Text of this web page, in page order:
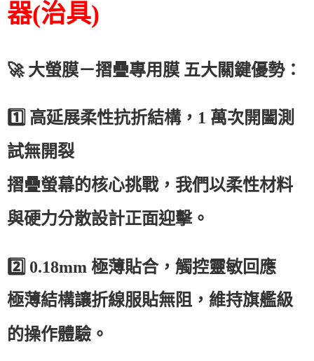
器(治具)
🚀 大螢膜－摺疊專用膜 五大關鍵優勢：
1️⃣ 高延展柔性抗折結構， 1 萬次開闔測
試無開裂
摺疊螢幕的核心挑戰，我們以柔性材料
與硬力分散設計正面迎擊。
2️⃣ 0.18mm 極薄貼合，觸控靈敏回應
極薄結構讓折線服貼無阻，維持旗艦級
的操作體驗。